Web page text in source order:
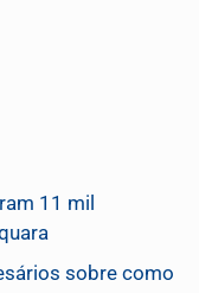
11 mil
sobre como